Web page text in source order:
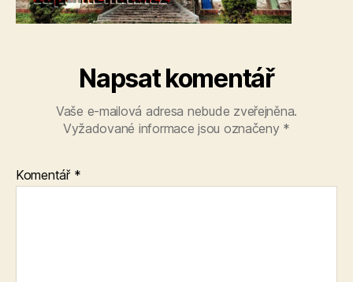
Napsat komentář
Vaše e-mailová adresa nebude zveřejněna.
Vyžadované informace jsou označeny *
Komentář *